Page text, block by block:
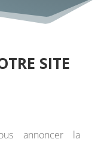
SITE
annoncer la